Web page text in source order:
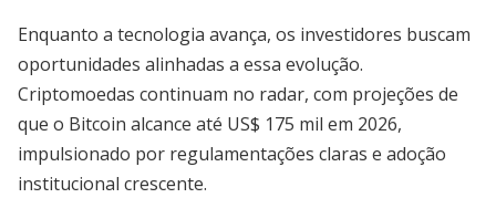
Enquanto a tecnologia avança, os investidores buscam
oportunidades alinhadas a essa evolução.
Criptomoedas continuam no radar, com projeções de
que o Bitcoin alcance até US$ 175 mil em 2026,
impulsionado por regulamentações claras e adoção
institucional crescente.